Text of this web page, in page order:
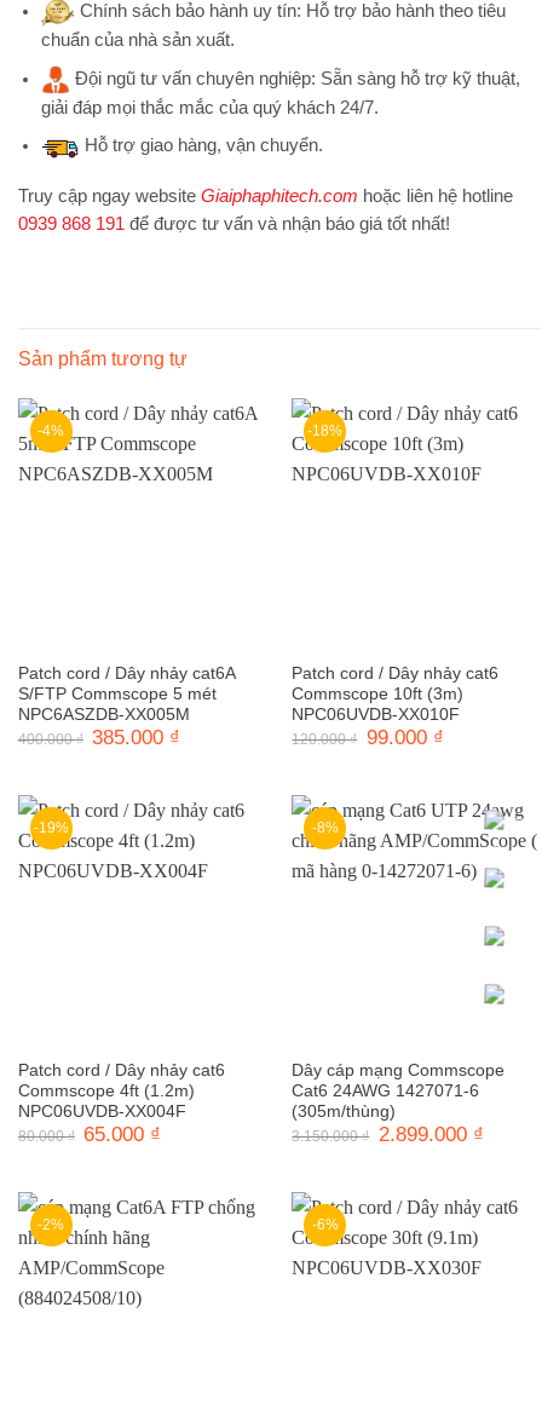
Chính sách bảo hành uy tín: Hỗ trợ bảo hành theo tiêu
chuẩn của nhà sản xuất.
Đội ngũ tư vấn chuyên nghiệp: Sẵn sàng hỗ trợ kỹ thuật,
giải đáp mọi thắc mắc của quý khách 24/7.
Hỗ trợgiao hàng, vận chuyển.
Truy cập ngay website Giaiphaphitech.com hoặc liên hệ hotline
0939 868 191 để được tư vấn và nhận báo giá tốt nhất!
Sản phẩm tương tự
-4%
Patch cord / Dây nhảy cat6A
S/FTP Commscope 5 mét
NPC6ASZDB-XX005M
400.000₫ Giá
385.000 ₫
385.000 ₫.
-18%
Patch cord / Dây nhảy cat6
Commscope 10ft (3m)
NPC06UVDB-XX010F
120.000₫ Giá
99.000 ₫
-19%
Patch cord / Dây nhảy cat6
Commscope 4ft (1.2m)
NPC06UVDB-XX004F
80.000₫ Giá
65.000 ₫
65.000 ₫.
-8%
Dây cáp mạng Commscope
Cat6 24AWG 1427071-6
(305m/thùng)
3.150.000₫
Giá
2.899.000 ₫
-2% -6%